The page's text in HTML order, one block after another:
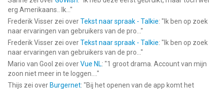
erg Amerikaans.. Ik... "
Frederik Visser zei overTekst naar spraak - Talkie: " Ik ben op zoek
naar ervaringen van gebruikers van de pro... "
Frederik Visser zei overTekst naar spraak - Talkie: " Ik ben op zoek
naar ervaringen van gebruikers van de pro... "
Mario van Gool zei overVue NL: "1 groot drama. Account van mijn
zoon niet meer in te loggen.... "
Thijs zei over Burgernet: "Bij het openen van de app komt het